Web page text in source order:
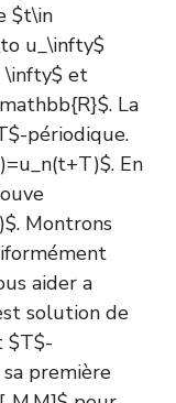
$t\in
u_\infty$
\infty$ et
La
périodique.
En
Montrons
aider a
solution de
$T$-
première